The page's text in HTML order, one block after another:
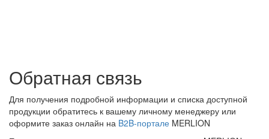
Обратная связь
Для получения подробной информации и списка доступной
продукции обратитесь к вашему личному менеджеру или
оформите заказ онлайн на B2B-портале MERLION